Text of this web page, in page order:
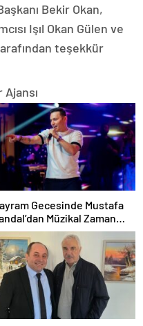
Bekir Okan,
Işıl Okan Gülen ve
teşekkür
Gecesinde Mustafa
Müzikal Zaman